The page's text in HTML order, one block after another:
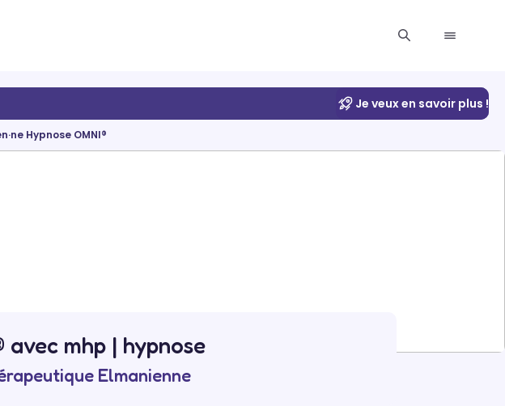
Je veux en savoir plus !
Hypnose OMNI®
avec mhp | hypnose
Elmanienne